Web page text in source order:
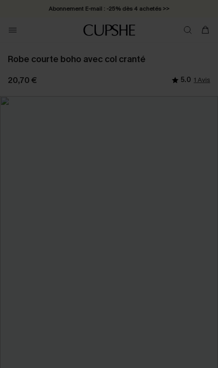
Abonnement E-mail : -25% dès 4 achetés >>
Robe courte boho avec col cranté
20,70 € 5.0 1 Avis